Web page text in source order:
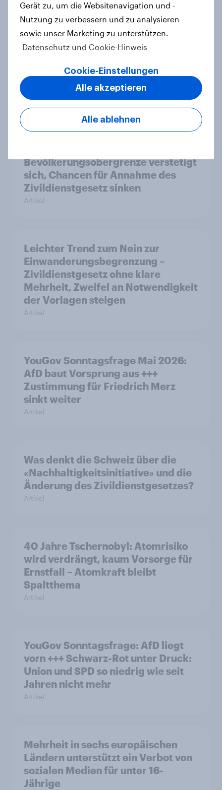
YouGov Sonntagsfrage: AfD baut
Vorsprung aus +++ CDU/CSU und
SPD historisch niedrig +++
sich Fußball-WM ohne Politik
Bevölkerungsobergrenze verstetigt
sich, Chancen für Annahme des
Zivildienstgesetz sinken
Artikel
Leichter Trend zum Nein zur
Einwanderungsbegrenzung –
Zivildienstgesetz ohne klare
Mehrheit, Zweifel an Notwendigkeit
der Vorlagen steigen
Artikel
YouGov Sonntagsfrage Mai 2026:
AfD baut Vorsprung aus +++
Zustimmung für Friedrich Merz
sinkt weiter
Artikel
Was denkt die Schweiz über die
«Nachhaltigkeitsinitiative» und die
Änderung des Zivildienstgesetzes?
Artikel
40 Jahre Tschernobyl: Atomrisiko
wird verdrängt, kaum Vorsorge für
Ernstfall – Atomkraft bleibt
Spaltthema
Artikel
YouGov Sonntagsfrage: AfD liegt
vorn +++ Schwarz-Rot unter Druck:
Union und SPD so niedrig wie seit
Jahren nicht mehr
Artikel
Mehrheit in sechs europäischen
Ländern unterstützt ein Verbot von
sozialen Medien für unter 16-
Jährige
Gerät zu, um die Websitenavigation und -
Nutzung zu verbessern und zu analysieren
sowie unser Marketing zu unterstützen.
Datenschutz und Cookie-Hinweis
Cookie-Einstellungen
Alle ablehnen
Alle akzeptieren